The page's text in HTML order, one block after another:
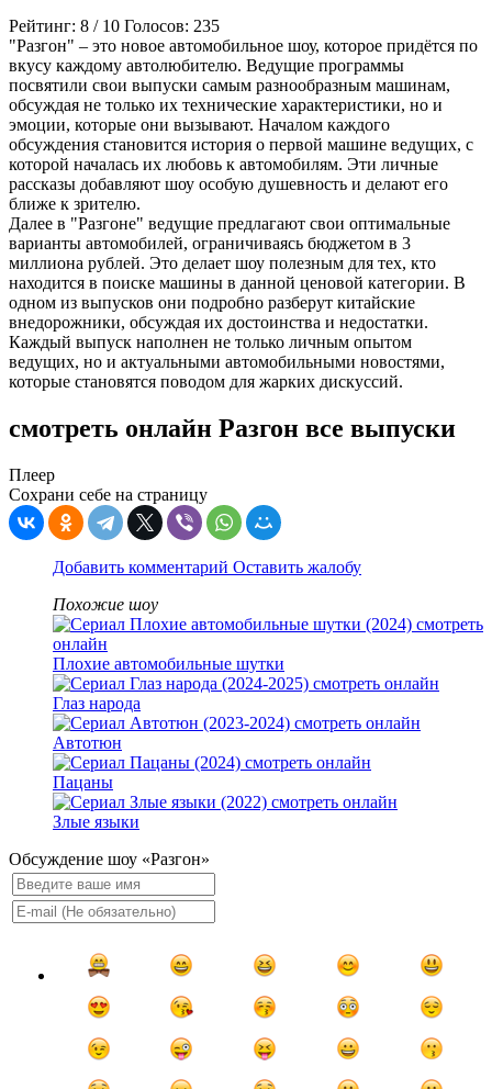
Рейтинг: 8 / 10 Голосов: 235
"Разгон" – это новое автомобильное шоу, которое придётся по
вкусу каждому автолюбителю. Ведущие программы
посвятили свои выпуски самым разнообразным машинам,
обсуждая не только их технические характеристики, но и
эмоции, которые они вызывают. Началом каждого
обсуждения становится история о первой машине ведущих, с
которой началась их любовь к автомобилям. Эти личные
рассказы добавляют шоу особую душевность и делают его
ближе к зрителю.
Далее в "Разгоне" ведущие предлагают свои оптимальные
варианты автомобилей, ограничиваясь бюджетом в 3
миллиона рублей. Это делает шоу полезным для тех, кто
находится в поиске машины в данной ценовой категории. В
одном из выпусков они подробно разберут китайские
внедорожники, обсуждая их достоинства и недостатки.
Каждый выпуск наполнен не только личным опытом
ведущих, но и актуальными автомобильными новостями,
которые становятся поводом для жарких дискуссий.
смотреть онлайн Разгон все выпуски
Плеер
Сохрани себе на страницу
Добавить комментарий Оставить жалобу
Похожие шоу
Плохие автомобильные шутки
Глаз народа
Автотюн
Пацаны
Злые языки
Обсуждение шоу «Разгон»